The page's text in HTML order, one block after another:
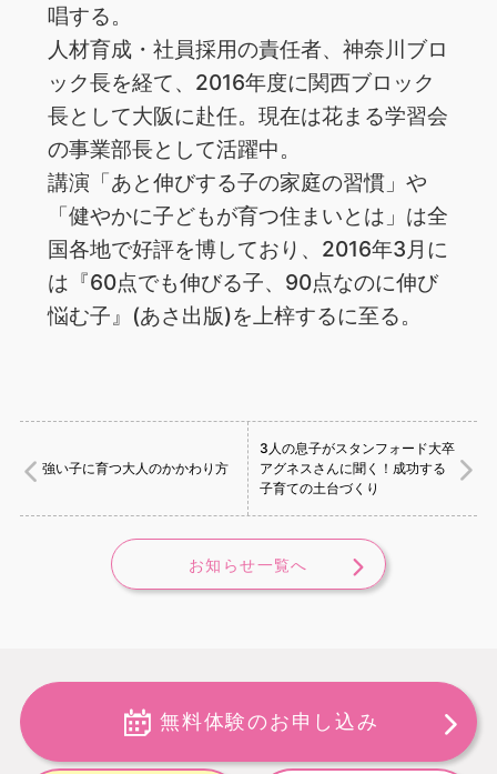
唱する。
人材育成・社員採用の責任者、神奈川ブロ
ック長を経て、2016年度に関西ブロック
長として大阪に赴任。現在は花まる学習会
の事業部長として活躍中。
講演「あと伸びする子の家庭の習慣」や
「健やかに子どもが育つ住まいとは」は全
国各地で好評を博しており、2016年3月に
は『60点でも伸びる子、90点なのに伸び
悩む子』(あさ出版)を上梓するに至る。
強い子に育つ大人のかかわり方
3人の息子がスタンフォード大卒
アグネスさんに聞く！成功する
子育ての土台づくり
お知らせ一覧へ
無料体験のお申し込み